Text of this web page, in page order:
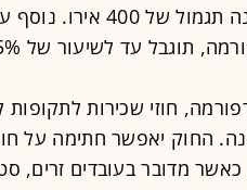
יקבלו מהמדינה
תוגבל עד לשיעור של 5% בלבד.
חוזי שכירות
החוק יאפשר חתימה על
מדובר בעובדים זרים,